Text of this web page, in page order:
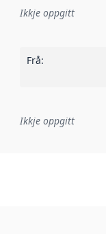
Ikkje oppgitt
Frå:
Referanse til ei
Ikkje oppgitt